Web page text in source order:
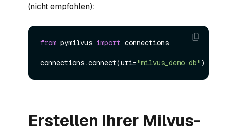
(nicht empfohlen):
from pymilvus import connections
connections.connect(uri="milvus_demo.db"
Erstellen Ihrer Milvus-